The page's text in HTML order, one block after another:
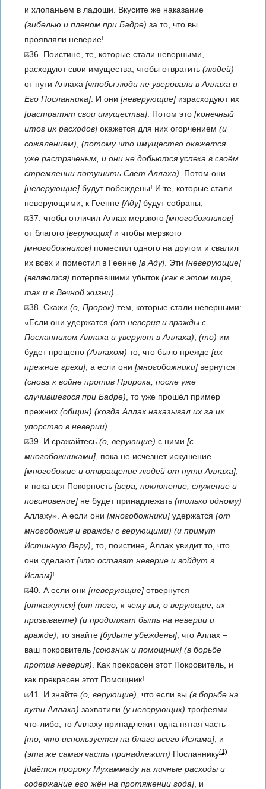
и хлопаньем в ладоши. Вкусите же наказание
(гибелью и пленом при Бадре) за то, что вы
проявляли неверие!
36. Поистине, те, которые стали неверными,
расходуют свои имущества, чтобы отвратить (людей)
от пути Аллаха [чтобы люди не уверовали в Аллаха и
Его Посланника] . И они [неверующие] израсходуют их
[растратят свои имущества] . Потом это [конечный
итог их расходов] окажется для них огорчением (и
сожалением) (потому что имущество окажется
уже растраченым, и они не добьются успеха в своём
стремлении потушить Свет Аллаха) . Потом они
[неверующие] будут побеждены! И те, которые стали
неверующими, к Геенне [Аду] будут собраны,
37. чтобы отличил Аллах мерзкого [многобожников]
от благого [верующих] и чтобы мерзкого
[многобожников] поместил одного на другом и свалил
их всех и поместил в Геенне [в Аду] . Эти [неверующие]
(являются) потерпевшими убыток (как в этом мире,
так и в Вечной жизни)
38. Скажи (о, Пророк) тем, которые стали неверными:
«Если они удержатся (от неверия и вражды с
Посланником Аллаха и уверуют в Аллаха) (то) им
будет прощено (Аллахом) то, что было прежде [их
прежние грехи] , а если они [многобожники] вернутся
(снова к войне против Пророка, после уже
случившегося при Бадре) , то уже прошёл пример
прежних (общин) (когда Аллах наказывал их за их
упорство в неверии)
39. И сражайтесь (о, верующие) с ними [с
многобожниками] , пока не исчезнет искушение
[многобожие и отвращение людей от пути Аллаха]
и пока вся Покорность [вера, поклонение, служение и
повиновение] не будет принадлежать (только одному)
Аллаху». А если они [многобожники] удержатся (от
многобожия и вражды с верующими) (и примут
Истинную Веру) , то, поистине, Аллах увидит то, что
они сделают[что оставят неверие и войдут в
Ислам]!
40. А если они [неверующие] отвернутся
[откажутся] (от того, к чему вы, о верующие, их
призываете) (и продолжат быть на неверии и
вражде) , то знайте [будьте убеждены] , что Аллах –
ваш покровитель [союзник и помощник] (в борьбе
против неверия) . Как прекрасен этот Покровитель, и
как прекрасен этот Помощник!
41. И знайте (о, верующие) , что если вы (в борьбе на
пути Аллаха) захватили (у неверующих) трофеями
что-либо, то Аллаху принадлежит одна пятая часть
[то, что используется на благо всего Ислама] , и
(эта же самая часть принадлежит) Посланнику(1)
[даётся пророку Мухаммаду на личные расходы и
содержание его жён на протяжении года] , и